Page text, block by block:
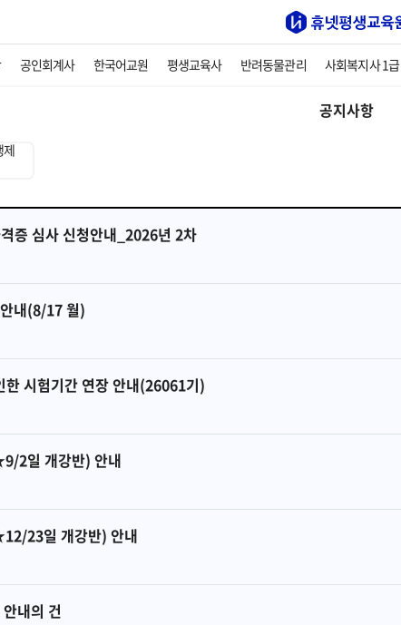
공인회계사 한국어교원 평생교육사 반려동물관리 사회복지사 1급
공지사항
제
증 심사 신청안내_2026년 2차
내(8/17 월)
시험기간 연장 안내(26061기)
2일 개강반) 안내
23일 개강반) 안내
내의 건